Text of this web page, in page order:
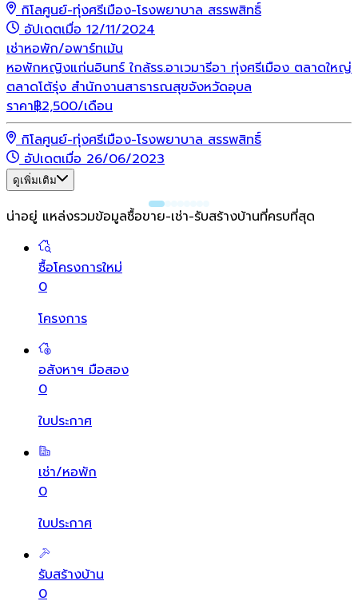
กิโลศูนย์-ทุ่งศรีเมือง-โรงพยาบาล สรรพสิทธิ์
อัปเดตเมื่อ 12/11/2024
เช่าหอพัก/อพาร์ทเม้น
หอพักหญิงแก่นอินทร์ ใกล้รร.อาเวมารีอา ทุ่งศรีเมือง ตลาดใหญ่
ตลาดโต้รุ่ง สำนักงานสาธารณสุขจังหวัดอุบล
ราคา฿2,500/เดือน
กิโลศูนย์-ทุ่งศรีเมือง-โรงพยาบาล สรรพสิทธิ์
อัปเดตเมื่อ 26/06/2023
ดูเพิ่มเติม
น่าอยู่ แหล่งรวมข้อมูลซื้อขาย-เช่า-รับสร้างบ้านที่ครบที่สุด
ซื้อโครงการใหม่
0
โครงการ
อสังหาฯ มือสอง
0
ใบประกาศ
เช่า/หอพัก
0
ใบประกาศ
รับสร้างบ้าน
0